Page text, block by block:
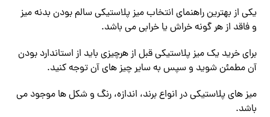
یکی از بهترین راهنمای انتخاب میز پلاستیکی سالم بودن بدنه میز
و فاقد از هر گونه خراش یا خرابی می باشد.
برای خرید یک میز پلاستیکی قبل از هرچیزی باید از استاندارد بودن
آن مطمئن شوید و سپس به سایر چیز های آن توجه کنید.
میز های پلاستیکی در انواع برند، اندازه، رنگ و شکل ها موجود می
باشد.